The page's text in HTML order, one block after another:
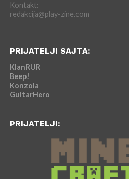
Kontakt:
redakcija@play-zine.com
PRIJATELJI SAJTA:
KlanRUR
Beep!
Konzola
GuitarHero
PRIJATELJI: